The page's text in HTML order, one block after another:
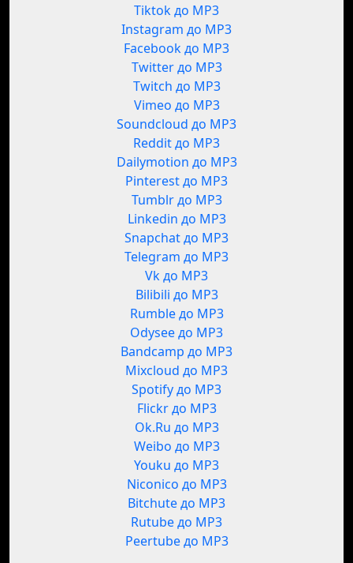
Tiktok до MP3
Instagram до MP3
Facebook до MP3
Twitter до MP3
Twitch до MP3
Vimeo до MP3
Soundcloud до MP3
Reddit до MP3
Dailymotion до MP3
Pinterest до MP3
Tumblr до MP3
Linkedin до MP3
Snapchat до MP3
Telegram до MP3
Vk до MP3
Bilibili до MP3
Rumble до MP3
Odysee до MP3
Bandcamp до MP3
Mixcloud до MP3
Spotify до MP3
Flickr до MP3
Ok.Ru до MP3
Weibo до MP3
Youku до MP3
Niconico до MP3
Bitchute до MP3
Rutube до MP3
Peertube до MP3